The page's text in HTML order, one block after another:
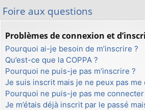
Foire aux questions
Problèmes de connexion et
Pourquoi ai-je besoin de m’inscrire ?
Qu’est-ce que la COPPA ?
Pourquoi ne puis-je pas m’inscrire ?
Je suis inscrit mais je ne peux pas me
Pourquoi ne puis-je pas me connecter
Je m’étais déjà inscrit par le passé